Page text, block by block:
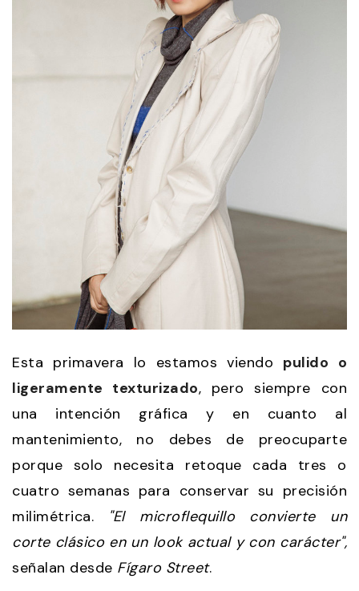
Esta primavera lo estamos viendo pulido o
ligeramente texturizado, pero siempre con
una intención gráfica y en cuanto al
mantenimiento, no debes de preocuparte
porque solo necesita retoque cada tres o
cuatro semanas para conservar su precisión
milimétrica.
"El microflequillo convierte un
corte clásico en un look actual y con carácter",
señalan desde Fígaro Street.